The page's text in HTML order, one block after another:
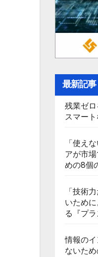
最新記事
残業ゼ
スマー
「使え
アが市
めの8個
「技術
いため
る『プ
情報の
ないた